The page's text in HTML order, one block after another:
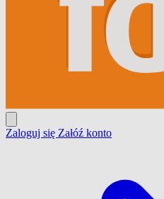
Zaloguj się Załóź konto